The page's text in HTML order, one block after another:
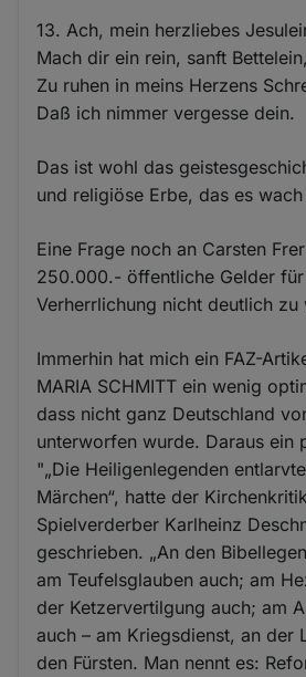
13. Ach, mein herzliebes
Mach dir ein rein, sanft Bettelein,
Zu ruhen in meins Herzens
Daß ich nimmer vergesse dein.
Das ist wohl das
und religiöse Erbe, das es
Eine Frage noch an Carsten
250.000.- öffentliche Gelder
Verherrlichung nicht deutlich zu
Immerhin hat mich ein FAZ-
MARIA SCHMITT ein wenig
dass nicht ganz Deutschland
unterworfen wurde. Daraus ein
"„Die Heiligenlegenden
Märchen“, hatte der
Spielverderber Karlheinz
geschrieben. „An den
am Teufelsglauben auch; am
der Ketzervertilgung auch; am
auch – am Kriegsdienst, an der
den Fürsten. Man nennt es: